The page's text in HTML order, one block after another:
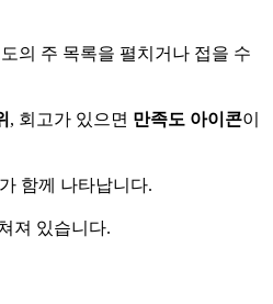
의 주 목록을 펼치거나 접을 수
, 회고가 있으면 만족도 아이콘이
함께 나타납니다.
져 있습니다.